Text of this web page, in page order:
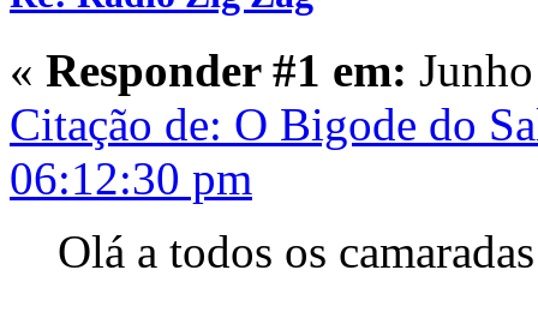
« Responder #1 em:
Citação de: O Bigode do
06:12:30 pm
Olá a todos os